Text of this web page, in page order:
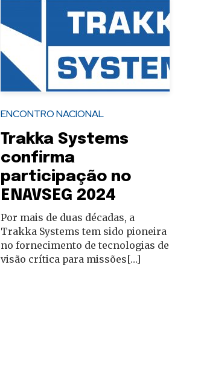
ENCONTRO NACIONAL
Trakka Systems
confirma
participação no
ENAVSEG 2024
Por mais de duas décadas, a
Trakka Systems tem sido pioneira
no fornecimento de tecnologias de
visão crítica para missões[…]